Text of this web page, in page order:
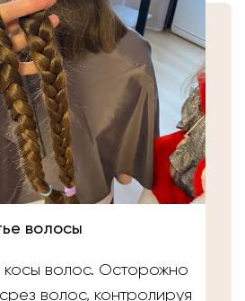
волосы
волос. Осторожно
волос, контролируя